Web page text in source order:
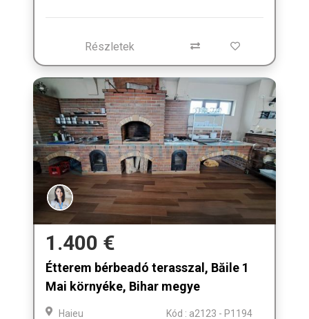
Részletek
1.400 €
Étterem bérbeadó terasszal, Băile 1
Mai környéke, Bihar megye
Haieu Kód : a2123 - P1194